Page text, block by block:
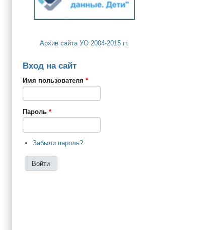
Архив сайта УО 2004-2015 гг.
Вход на сайт
Имя пользователя *
Пароль *
Забыли пароль?